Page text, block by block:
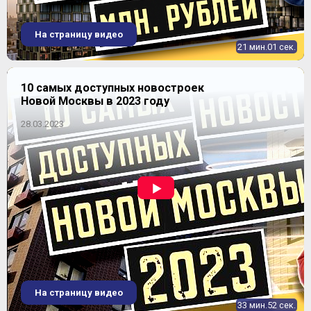
комплексная реновация и благоустройство: вместо
двухэтажных бараков появятся современные дома,
парк и объекты инфраструктуры. Здесь
располагаютсяЖК «Купавна 2018»от застройщика
ООО «Аквацентр»(17-этажное пятисекционное
монолитно-кирпичное здание), а также ЖК
«СУ-155», довольно популярные панельные
новостройки Старой Купавны.
Фабричная сторона тоже застроена четырех- и
пятиэтажными зданиями, есть частный сектор и
ветхие дореволюционные бараки для работников
фабрики. Первое современное высотное здание –
ЖК «Купавино» отООО «СтройКапитал».
Оригинальный шестисекционный 17-этажный
монолитно-каркасный дом с небольшими
вариантами жилья от 29 до 50 кв. м быстро находил
покупателей. Но стал первой для Старой Купавны
проблемной новостройкой на Октябрьской улице.
Со временем появляются новые микрорайоны, например,
«На Фабричном шоссе», где вместо бараков построены
трехэтажные корпуса с квартирами, или «Озерки», где
располагаетсяжилой комплекс «Венеция» из 6-7-
этажных зданий от«Восточной инвестиционно-
строительной компании».
Несколько мкр-нов состоят из дачных и коттеджных
21 мин.01 сек.
На страницу видео
10 самых доступных новостроек
Новой Москвы в 2023 году
28.03.2023
33 мин.52 сек.
На страницу видео